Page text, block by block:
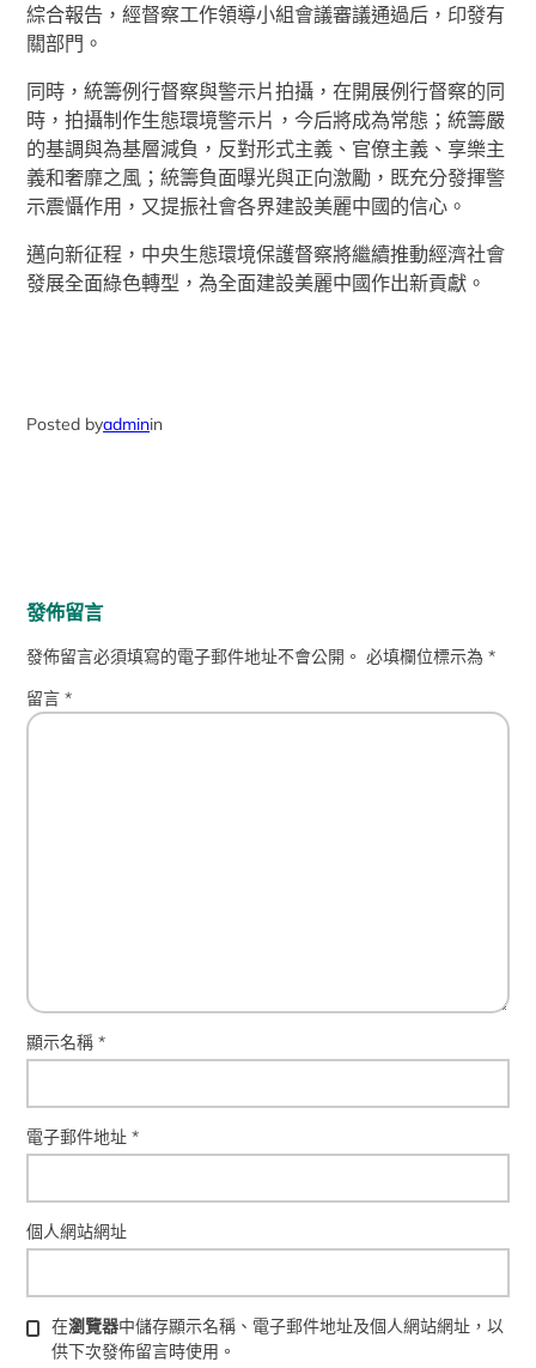
綜合報告，經督察工作領導小組會議審議通過后，印發有
關部門。
同時，統籌例行督察與警示片拍攝，在開展例行督察的同
時，拍攝制作生態環境警示片，今后將成為常態；統籌嚴
的基調與為基層減負，反對形式主義、官僚主義、享樂主
義和奢靡之風；統籌負面曝光與正向激勵，既充分發揮警
示震懾作用，又提振社會各界建設美麗中國的信心。
邁向新征程，中央生態環境保護督察將繼續推動經濟社會
發展全面綠色轉型，為全面建設美麗中國作出新貢獻。
Posted byadminin
發佈留言
發佈留言必須填寫的電子郵件地址不會公開。 必填欄位標示為*
留言*
顯示名稱*
電子郵件地址*
個人網站網址
在瀏覽器中儲存顯示名稱、電子郵件地址及個人網站網址，以
供下次發佈留言時使用。